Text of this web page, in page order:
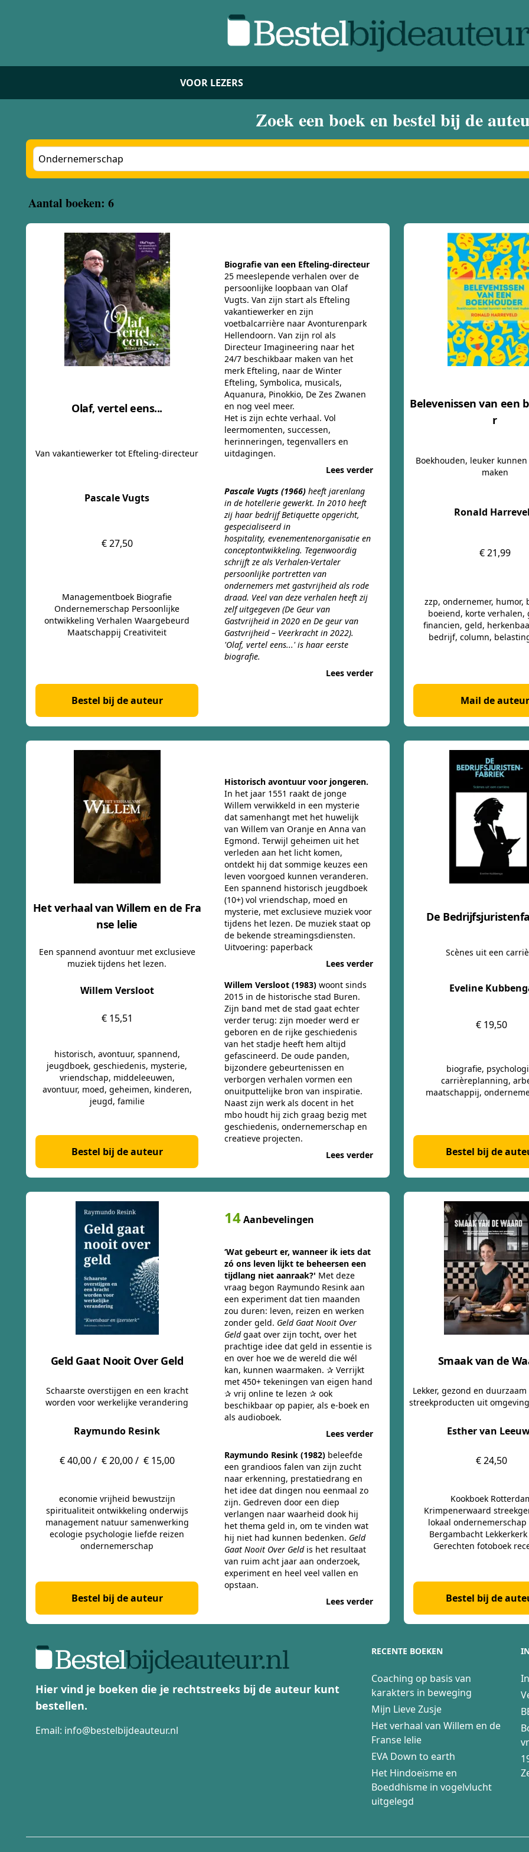
VOOR LEZERS
Zoek een boek en bestel bij de
Aantal boeken: 6
Olaf, vertel eens...
Van vakantiewerker tot Efteling-directeur
Pascale Vugts
€ 27,50
Managementboek Biografie
Ondernemerschap Persoonlijke
ontwikkeling Verhalen Waargebeurd
Maatschappij Creativiteit
Bestel bij de auteur
Biografie van een Efteling-directeur
25 meeslepende verhalen over de
persoonlijke loopbaan van Olaf
Vugts. Van zijn start als Efteling
vakantiewerker en zijn
voetbalcarrière naar Avonturenpark
Hellendoorn. Van zijn rol als
Directeur Imagineering naar het
24/7 beschikbaar maken van het
merk Efteling, naar de Winter
Efteling, Symbolica, musicals,
Aquanura, Pinokkio, De Zes Zwanen
en nog veel meer.
Het is zijn echte verhaal. Vol
leermomenten, successen,
herinneringen, tegenvallers en
uitdagingen.
Lees verder
Pascale Vugts (1966) heeft jarenlang
in de hotellerie gewerkt. In 2010 heeft
zij haar bedrijf Betiquette opgericht,
gespecialiseerd in
hospitality, evenementenorganisatie en
conceptontwikkeling. Tegenwoordig
schrijft ze als Verhalen-Vertaler
persoonlijke portretten van
ondernemers met gastvrijheid als rode
draad. Veel van deze verhalen heeft zij
zelf uitgegeven (De Geur van
Gastvrijheid in 2020 en De geur van
Gastvrijheid – Veerkracht in 2022).
'Olaf, vertel eens...' is haar eerste
biografie.
Lees verder
Belevenissen van een
r
Boekhouden, leuker
maken
Ronald
€ 21,99
zzp, ondernemer, humor,
boeiend, korte verhalen,
financien, geld,
bedrijf, column,
Mail de auteur
Het verhaal van Willem en de Fra
nse lelie
Een spannend avontuur met exclusieve
muziek tijdens het lezen.
Willem Versloot
€ 15,51
historisch, avontuur, spannend,
jeugdboek, geschiedenis, mysterie,
vriendschap, middeleeuwen,
avontuur, moed, geheimen, kinderen,
jeugd, familie
Bestel bij de auteur
Historisch avontuur voor jongeren.
In het jaar 1551 raakt de jonge
Willem verwikkeld in een mysterie
dat samenhangt met het huwelijk
van Willem van Oranje en Anna van
Egmond. Terwijl geheimen uit het
verleden aan het licht komen,
ontdekt hij dat sommige keuzes een
leven voorgoed kunnen veranderen.
Een spannend historisch jeugdboek
(10+) vol vriendschap, moed en
mysterie, met exclusieve muziek voor
tijdens het lezen. De muziek staat op
de bekende streamingsdiensten.
Uitvoering: paperback
Lees verder
Willem Versloot (1983) woont sinds
2015 in de historische stad Buren.
Zijn band met de stad gaat echter
verder terug: zijn moeder werd er
geboren en de rijke geschiedenis
van het stadje heeft hem altijd
gefascineerd. De oude panden,
bijzondere gebeurtenissen en
verborgen verhalen vormen een
onuitputtelijke bron van inspiratie.
Naast zijn werk als docent in het
mbo houdt hij zich graag bezig met
geschiedenis, ondernemerschap en
creatieve projecten.
Lees verder
De
Scènes uit een
Eveline
€ 19,50
biografie,
carrièreplanning,
maatschappij,
Bestel bij de
Geld Gaat Nooit Over Geld
Schaarste overstijgen en een kracht
worden voor werkelijke verandering
Raymundo Resink
€ 40,00 / € 20,00 / € 15,00
economie vrijheid bewustzijn
spiritualiteit ontwikkeling onderwijs
management natuur samenwerking
ecologie psychologie liefde reizen
ondernemerschap
Bestel bij de auteur
14Aanbevelingen
‘Wat gebeurt er, wanneer ik iets dat
zó ons leven lijkt te beheersen een
tijdlang niet aanraak?' Met deze
vraag begon Raymundo Resink aan
een experiment dat tien maanden
zou duren: leven, reizen en werken
zonder geld. Geld Gaat Nooit Over
Geldgaat over zijn tocht, over het
prachtige idee dat geld in essentie is
en over hoe we de wereld die wél
kan, kunnen waarmaken. ✰ Verrijkt
met 450+ tekeningen van eigen hand
✰ vrij online te lezen ✰ ook
beschikbaar op papier, als e-boek en
als audioboek.
Lees verder
Raymundo Resink (1982) beleefde
een grandioos falen van zijn zucht
naar erkenning, prestatiedrang en
het idee dat dingen nou eenmaal zo
zijn. Gedreven door een diep
verlangen naar waarheid dook hij
het thema geld in, om te vinden wat
hij niet had kunnen bedenken. Geld
Gaat Nooit Over Geld is het resultaat
van ruim acht jaar aan onderzoek,
experiment en heel veel vallen en
opstaan.
Lees verder
Smaak van de
Lekker, gezond en
streekproducten uit
Esther van
€ 24,50
Kookboek
Krimpenerwaard
lokaal ondernemerschap
Bergambacht Lekkerkerk
Gerechten fotoboek
Bestel bij de
Hier vind je boeken die je rechtstreeks bij de auteur kunt
bestellen.
Email: info@bestelbijdeauteur.nl
RECENTE BOEKEN
Coaching op basis van
karakters in beweging
Mijn Lieve Zusje
Het verhaal van Willem en de
Franse lelie
EVA Down to earth
Het Hindoeïsme en
Boeddhisme in vogelvlucht
uitgelegd